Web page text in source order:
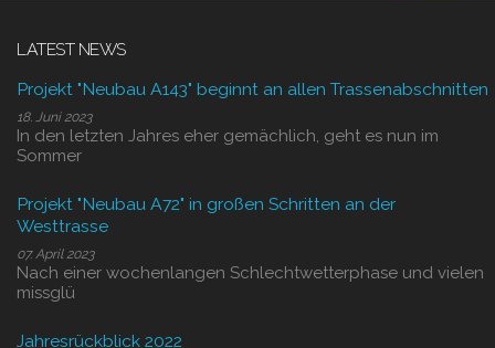
LATEST NEWS
Projekt "Neubau A143" beginnt an allen Trassenabschnitten
18. Juni 2023
In den letzten Jahres eher gemächlich, geht es nun im
Sommer
Projekt "Neubau A72" in großen Schritten an der
Westtrasse
07. April 2023
Nach einer wochenlangen Schlechtwetterphase und vielen
missglü
Jahresrückblick 2022